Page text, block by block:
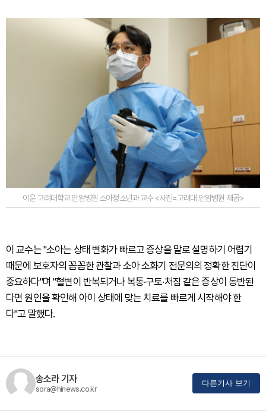
이윤 고려대학교 안암병원 소아청소년과 교수 <사진=고려대 안암병원 제공>
이 교수는 "소아는 상태 변화가 빠르고 증상을 말로 설명하기 어렵기
때문에 보호자의 꼼꼼한 관찰과 소아 소화기 전문의의 정확한 진단이
중요하다"며 "혈변이 반복되거나 복통·구토·처짐 같은 증상이 동반된
다면 원인을 확인해 아이 상태에 맞는 치료를 빠르게 시작해야 한
다"고 말했다.
송소라 기자
sora@hinews.co.kr
다른기사 보기